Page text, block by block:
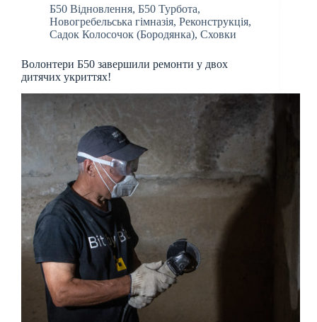
Б50 Відновлення, Б50 Турбота,
Новогребельська гімназія, Реконструкція,
Садок Колосочок (Бородянка), Сховки
Волонтери Б50 завершили ремонти у двох
дитячих укриттях!